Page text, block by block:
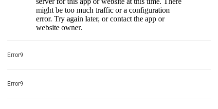
Error9
Error9